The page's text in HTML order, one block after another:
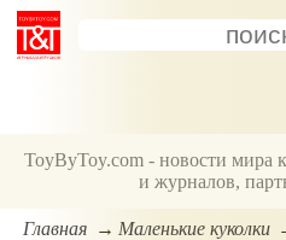
ToyByToy.com - новости мира
и журналов,
Главная Маленькие куколки